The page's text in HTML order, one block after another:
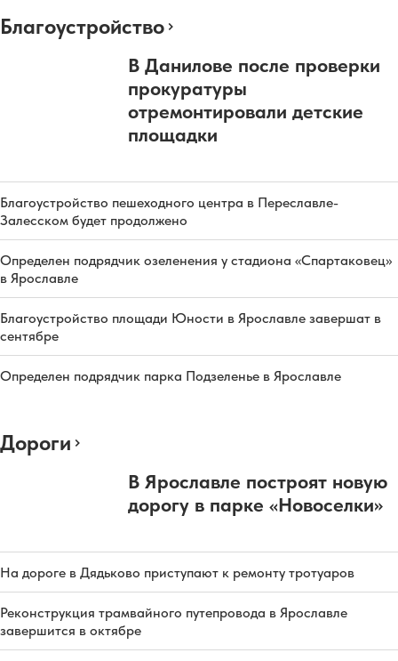
Благоустройство
В Данилове после проверки
прокуратуры
отремонтировали детские
площадки
Благоустройство пешеходного центра в Переславле-
Залесском будет продолжено
Определен подрядчик озеленения у стадиона «Спартаковец»
в Ярославле
Благоустройство площади Юности в Ярославле завершат в
сентябре
Определен подрядчик парка Подзеленье в Ярославле
Дороги
В Ярославле построят новую
дорогу в парке «Новоселки»
На дороге в Дядьково приступают к ремонту тротуаров
Реконструкция трамвайного путепровода в Ярославле
завершится в октябре